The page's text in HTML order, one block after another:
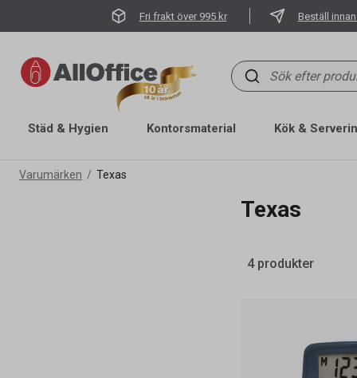
Fri frakt över 995 kr Beställ
Städ & Hygien Kontorsmaterial Kök &
Varumärken Texas
Texas
4 produkter